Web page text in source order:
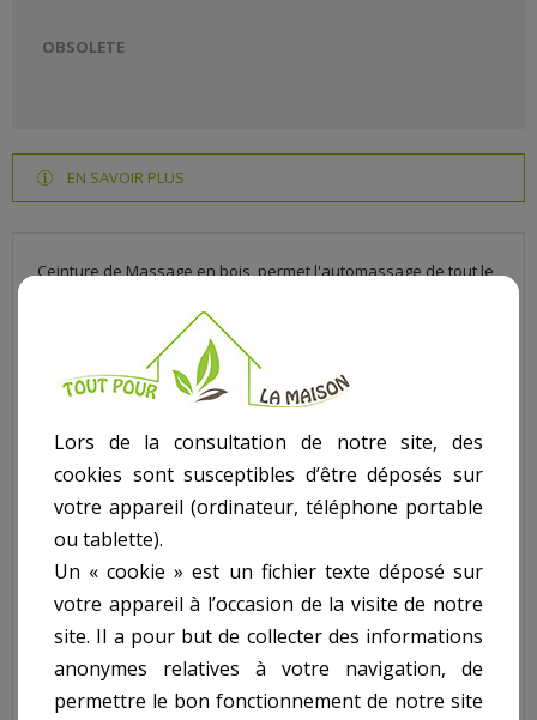
OBSOLETE
EN SAVOIR PLUS
Ceinture de Massage en bois, permet l'automassage de tout le
*******
Le sauna originaire de finlande existe depuis plus de 2000
principalement utilisé pour se maintenir en forme et se
détendre.
Comment agit le sauna, quels sont ses effets ?
Lorsque la température de la peau augmente d’environ 10°C, la
température du corps augmente de 1°C, ce qui a pour effet une
plus grande production d’anticorps comme lors d’une fièvre
artificielle.
Lors de la consultation de notre site, des
cookies sont susceptibles d’être déposés sur
votre appareil (ordinateur, téléphone portable
ou tablette).
Un « cookie » est un fichier texte déposé sur
votre appareil à l’occasion de la visite de notre
site. Il a pour but de collecter des informations
anonymes relatives à votre navigation, de
permettre le bon fonctionnement de notre site